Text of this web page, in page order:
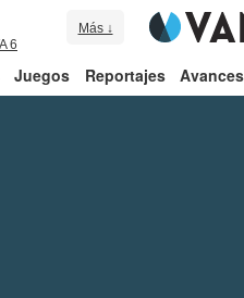
6
Más ↓
Juegos Reportajes Avances